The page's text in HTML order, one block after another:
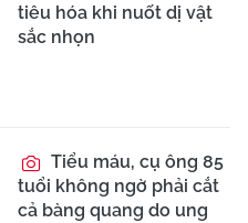
tiêu hóa khi nuốt dị vật
sắc nhọn
Tiểu máu, cụ ông 85
tuổi không ngờ phải cắt
cả bàng quang do ung